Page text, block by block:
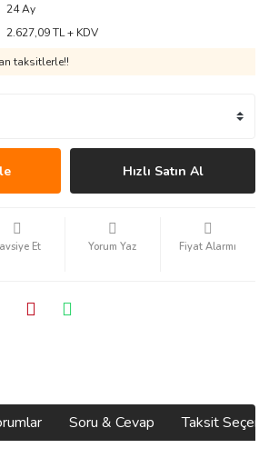
24 Ay
2.627,09 TL + KDV
taksitlerle!!
Hızlı Satın Al
Et Yorum Yaz Fiyat Alarmı
Soru & Cevap Taksit